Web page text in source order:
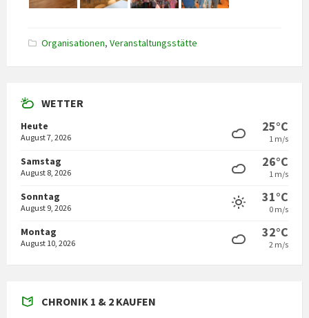
Organisationen, Veranstaltungsstätte
WETTER
Heute
August 7, 2026
25°C
1 m/s
Samstag
August 8, 2026
26°C
1 m/s
Sonntag
August 9, 2026
31°C
0 m/s
Montag
August 10, 2026
32°C
2 m/s
CHRONIK 1 & 2 KAUFEN